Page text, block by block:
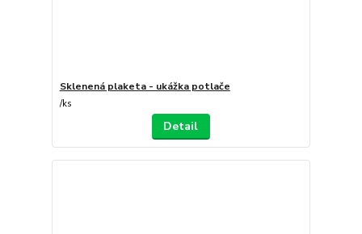
Sklenená plaketa - ukážka potlače
/ks
Detail